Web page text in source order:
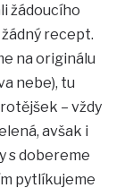
žádoucího
recept.
na originálu
nebe), tu
– vždy
avšak i
s dobereme
pytlíkujeme